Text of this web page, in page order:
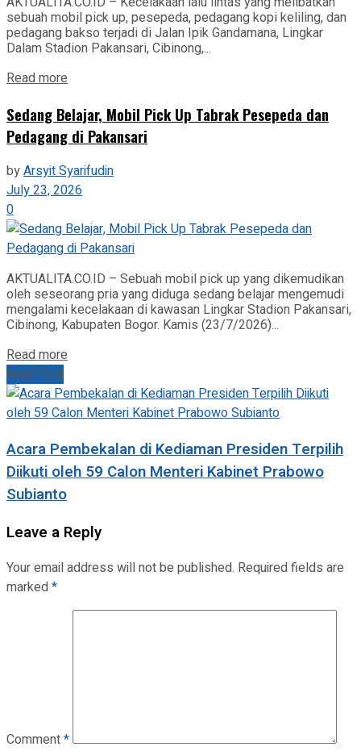
sebuah mobil pick up, pesepeda, pedagang kopi keliling, dan
pedagang bakso terjadi di Jalan Ipik Gandamana, Lingkar
Dalam Stadion Pakansari, Cibinong,...
Read more
Sedang Belajar, Mobil Pick Up Tabrak Pesepeda dan
Pedagang di Pakansari
byArsyit Syarifudin
July 23, 2026
0
AKTUALITA.CO.ID – Sebuah mobil pick up yang dikemudikan
oleh seseorang pria yang diduga sedang belajar mengemudi
mengalami kecelakaan di kawasan Lingkar Stadion Pakansari,
Cibinong, Kabupaten Bogor. Kamis (23/7/2026)...
Read more
Next Post
Acara Pembekalan di Kediaman Presiden Terpilih
Diikuti oleh 59 Calon Menteri Kabinet Prabowo
Subianto
Leave a Reply
Your email address will not be published. Required fields are
marked*
Comment*